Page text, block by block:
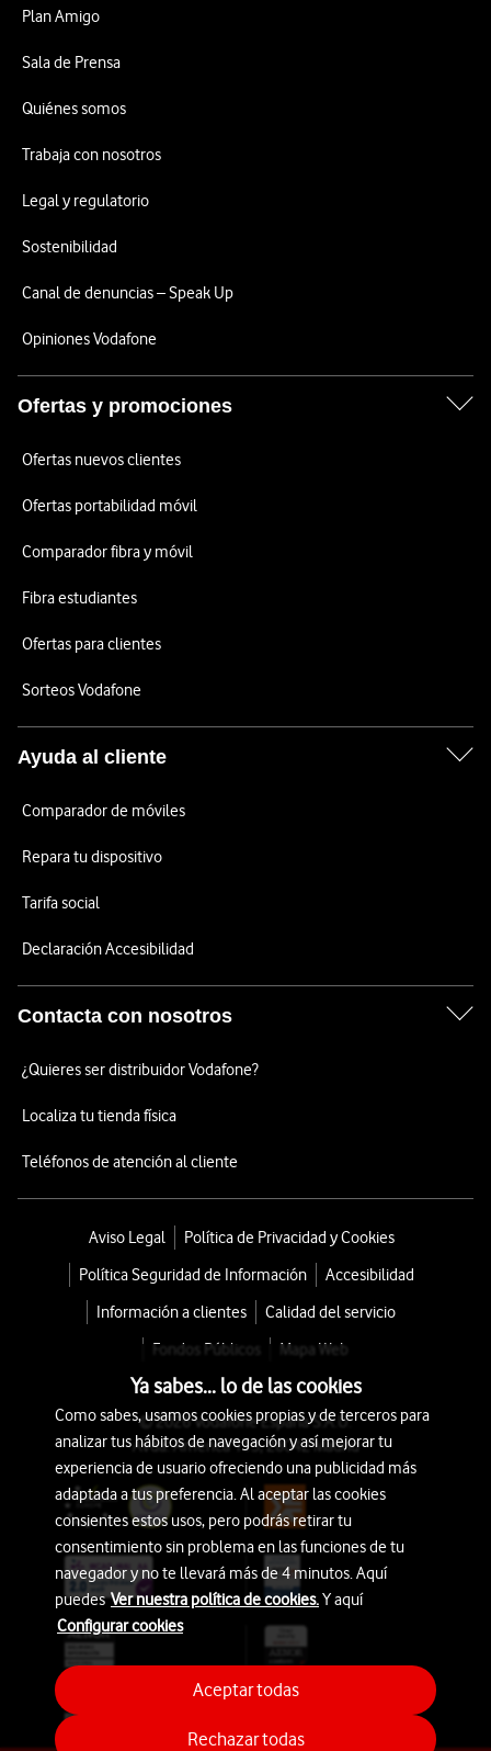
Plan Amigo
Sala de Prensa
Quiénes somos
Trabaja con nosotros
Legal y regulatorio
Sostenibilidad
Canal de denuncias – Speak Up
Opiniones Vodafone
Ofertas y promociones
Ofertas nuevos clientes
Ofertas portabilidad móvil
Comparador fibra y móvil
Fibra estudiantes
Ofertas para clientes
Sorteos Vodafone
Ayuda al cliente
Comparador de móviles
Repara tu dispositivo
Tarifa social
Declaración Accesibilidad
Contacta con nosotros
¿Quieres ser distribuidor Vodafone?
Localiza tu tienda física
Teléfonos de atención al cliente
Aviso Legal
Política de Privacidad y Cookies
Política Seguridad de Información
Accesibilidad
Información a clientes
Calidad del servicio
Fondos Públicos
Mapa Web
© 2026 Vodafone España S.A.U.
Avda. América 115, 28042 Madrid
Ya sabes... lo de las cookies
Como sabes, usamos cookies propias y de terceros para
analizar tus hábitos de navegación y así mejorar tu
experiencia de usuario ofreciendo una publicidad más
adaptada a tus preferencia. Al aceptar las cookies
consientes estos usos, pero podrás retirar tu
consentimiento sin problema en las funciones de tu
navegador y no te llevará más de 4 minutos. Aquí
puedesVer nuestra política de cookies.Y aquí
Configurar cookies
Rechazar todas
Aceptar todas